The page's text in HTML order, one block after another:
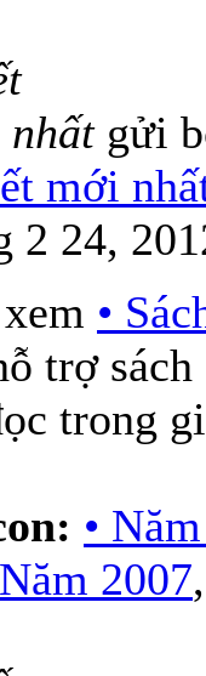
gửi
2 24,
•
trợ
trong
•
2007